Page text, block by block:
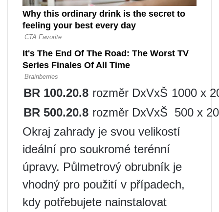
BR 100.20.8 rozměr DxVxŠ 1000 x
BR 500.20.8 rozměr DxVxŠ 500 x
Okraj zahrady je svou velikostí
ideální pro soukromé terénní
úpravy. Půlmetrový obrubník je
vhodný pro použití v případech,
kdy potřebujete nainstalovat